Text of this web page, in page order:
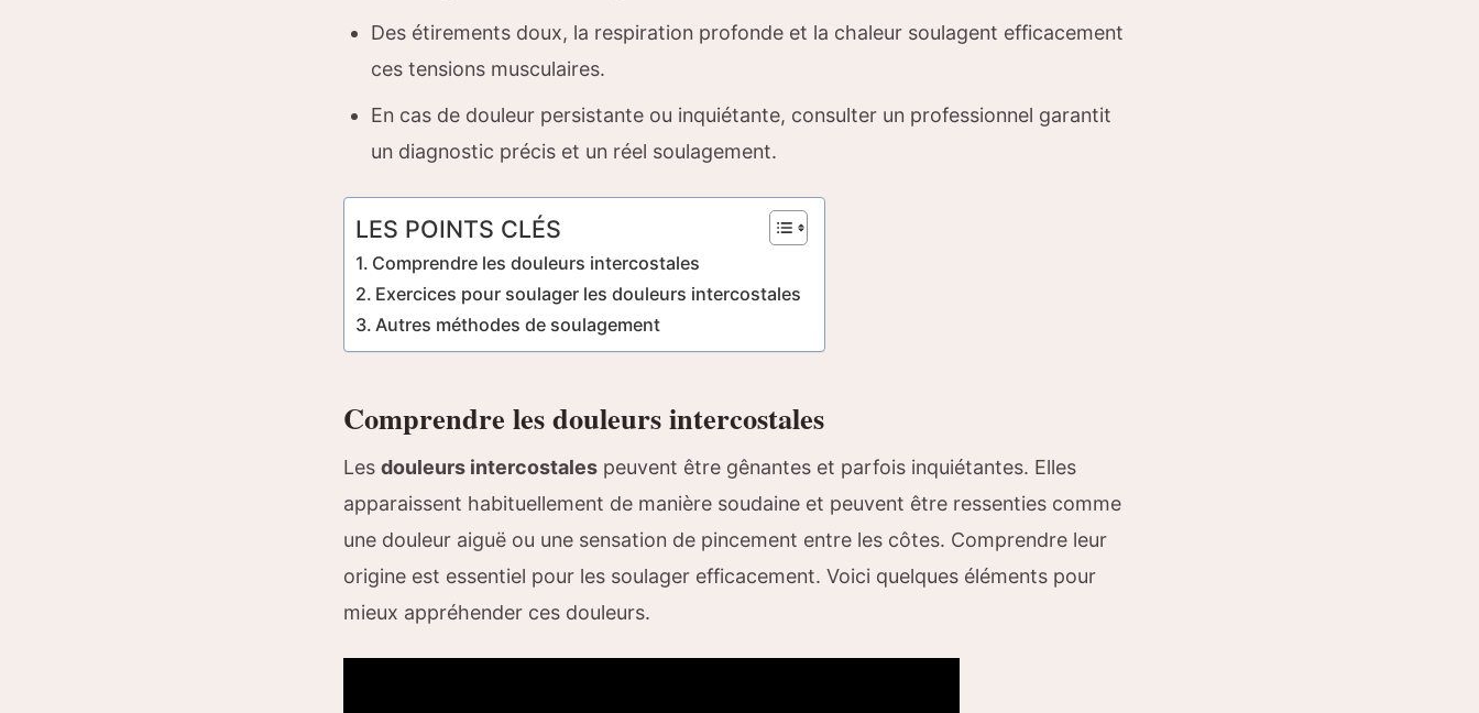
Des étirements doux, la respiration profonde et la chaleur soulagent efficacement
ces tensions musculaires.
En cas de douleur persistante ou inquiétante, consulter un professionnel garantit
un diagnostic précis et un réel soulagement.
LES POINTS CLÉS
Comprendre les douleurs intercostales
Exercices pour soulager les douleurs intercostales
Autres méthodes de soulagement
Comprendre les douleurs intercostales
Les douleurs intercostales peuvent être gênantes et parfois inquiétantes. Elles
apparaissent habituellement de manière soudaine et peuvent être ressenties comme
une douleur aiguë ou une sensation de pincement entre les côtes. Comprendre leur
origine est essentiel pour les soulager efficacement. Voici quelques éléments pour
mieux appréhender ces douleurs.